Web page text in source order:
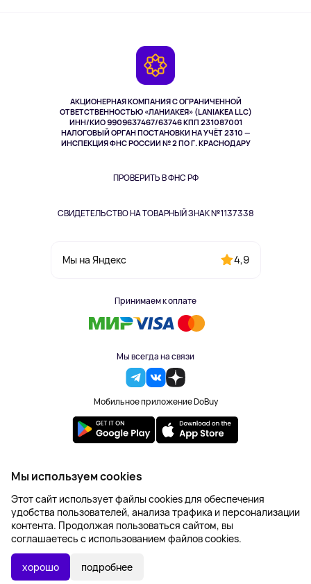
В КОРЗИНУ
АКЦИОНЕРНАЯ КОМПАНИЯ С ОГРАНИЧЕННОЙ
ОТВЕТСТВЕННОСТЬЮ «ЛАНИАКЕЯ» (LANIAKEA LLC)
ИНН/КИО 9909637467/63746 КПП 231087001
НАЛОГОВЫЙ ОРГАН ПОСТАНОВКИ НА УЧЁТ 2310 —
ИНСПЕКЦИЯ ФНС РОССИИ № 2 ПО Г. КРАСНОДАРУ
ПРОВЕРИТЬ В ФНС РФ
СВИДЕТЕЛЬСТВО НА ТОВАРНЫЙ ЗНАК №1137338
Мы на Яндекс 4,9
Принимаем к оплате
Мы всегда на связи
Мобильное приложение DoBuy
Здоровье питомцев
Одежда и аксессуары
2023-2026 © DoBuy. Все права защищены
Правила обработки персональных данных
Пользовательское соглашение
Оферта
Создание сайта – NetLab
Мы используем cookies
Этот сайт использует файлы cookies для обеспечения
удобства пользователей, анализа трафика и персонализации
контента. Продолжая пользоваться сайтом, вы
соглашаетесь с использованием файлов cookies.
хорошо подробнее